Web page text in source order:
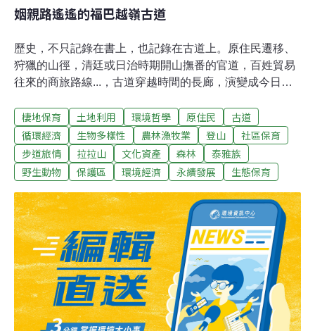
姻親路遙遙的福巴越嶺古道
歷史，不只記錄在書上，也記錄在古道上。原住民遷移、
狩獵的山徑，清廷或日治時期開山撫番的官道，百姓貿易
往來的商旅路線...，古道穿越時間的長廊，演變成今日旅
桃園復興鄉巴陵的泰雅族大嵙崁群，向北翻越達觀山，踩
踏出一條狩獵的山徑，抵達烏來的福山村，而泰雅族人也
在祖先亞維‧布納的帶領下，循路從巴陵遷徙到了福山，這
條山徑就是福巴越嶺古道的前身。之後，兩地族人藉山徑
往來聯繫及婚姻嫁娶，因此有「姻親路」之稱。清代實施
開山輔番政策，曾在烏來及福山設置防番屯所。日治時
期，日人為聯繫台北廳與桃園廳的交通、並控制高經濟價
值的樟腦事業，及加強對山地原住民的管理，遂依循原始
山徑修築為警備道路，名為「拉拉山角板山越嶺道」。當
年沿線設置十個駐在所（警察派出所），今日僅見茶墾
（扎孔）、檜山及拉拉山三個駐在所的斷垣殘壁，埋沒在
悠悠歲月及荒煙蔓草中，訴說古道一頁滄桑史。
棲地保育 土地利用 環境哲學 原住民
古道
循環經濟
生物多樣性 農林漁牧業 登山
社區保育
步道旅情
拉拉山 文化資產 森林
泰雅族
野生動物
保護區 環境經濟 永續發展 生態保育